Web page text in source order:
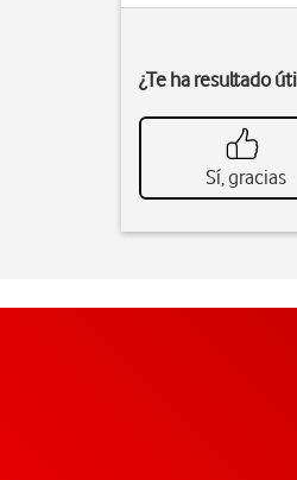
¿Te ha resultado
Sí, gracias